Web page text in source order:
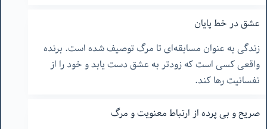
عشق در خط پایان
زندگی به عنوان مسابقه‌ای تا مرگ توصیف شده است. برنده
واقعی کسی است که زودتر به عشق دست یابد و خود را از
نفسانیت رها کند.
صریح و بی پرده از ارتباط معنویت و مرگ